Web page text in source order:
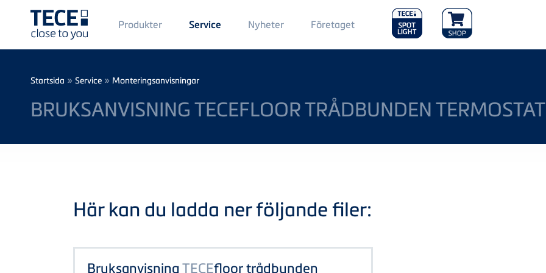
Main
Menü
1
Produkter Service Nyheter Main
Menu
2
Företaget
Breadcrumb
Startsida » Service » Monteringsanvisningar
BRUKSANVISNING TECEFLOOR TRÅDBUNDEN
Här kan du ladda ner följande filer:
BruksanvisningTECEfloor trådbunden